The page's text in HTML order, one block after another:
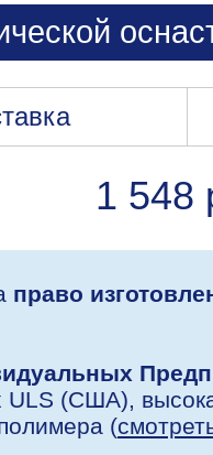
1 548
право
ULS (США),
(